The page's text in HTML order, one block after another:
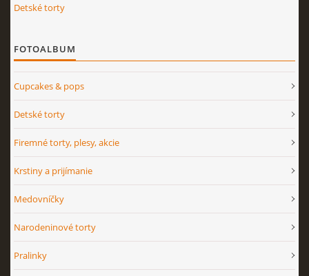
© 2026 eStránky.sk
Detské torty
FOTOALBUM
Cupcakes & pops
Detské torty
Firemné torty, plesy, akcie
Krstiny a prijímanie
Medovníčky
Narodeninové torty
Pralinky